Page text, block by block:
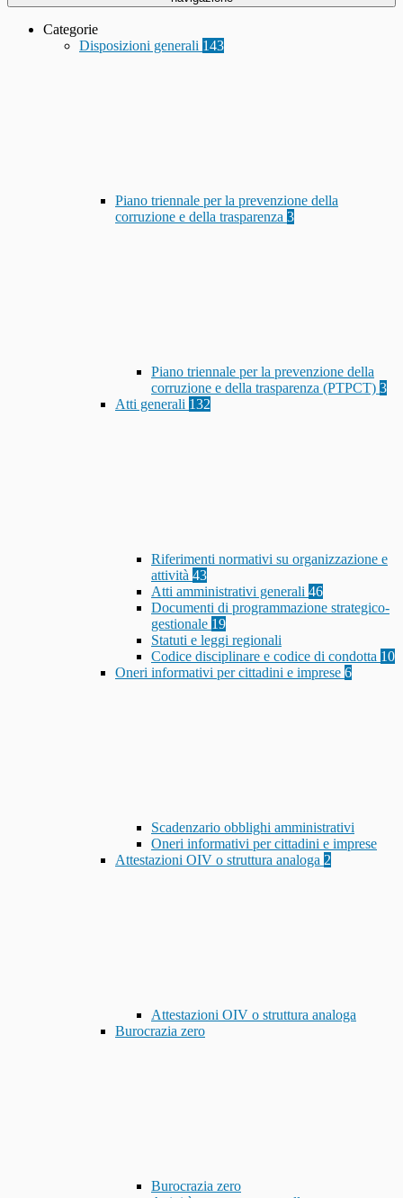
Categorie
Disposizioni generali 143
Piano triennale per la prevenzione della
corruzione e della trasparenza 3
Piano triennale per la prevenzione della
corruzione e della trasparenza (PTPCT) 3
Atti generali 132
Riferimenti normativi su organizzazione e
attività 43
Atti amministrativi generali 46
Documenti di programmazione strategico-
gestionale 19
Statuti e leggi regionali
Codice disciplinare e codice di condotta 10
Oneri informativi per cittadini e imprese 6
Scadenzario obblighi amministrativi
Oneri informativi per cittadini e imprese
Attestazioni OIV o struttura analoga 2
Attestazioni OIV o struttura analoga
Burocrazia zero
Burocrazia zero